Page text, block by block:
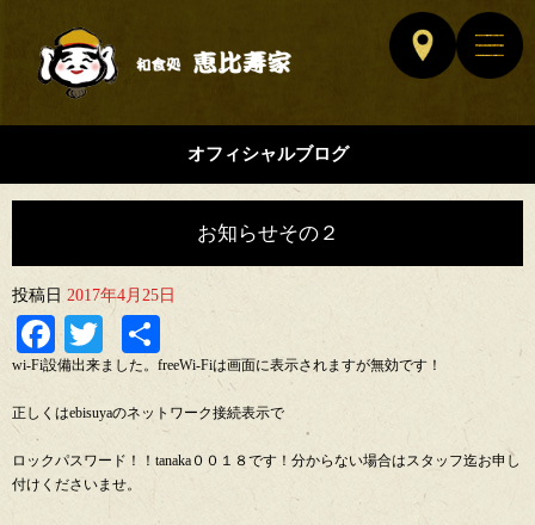
オフィシャルブログ
お知らせその２
投稿日 2017年4月25日
Facebook
Twitter
有
wi-Fi設備出来ました。freeWi-Fiは画面に表示されますが無効です！
正しくはebisuyaのネットワーク接続表示で
ロックパスワード！！tanaka００１８です！分からない場合はスタッフ迄お申し
付けくださいませ。